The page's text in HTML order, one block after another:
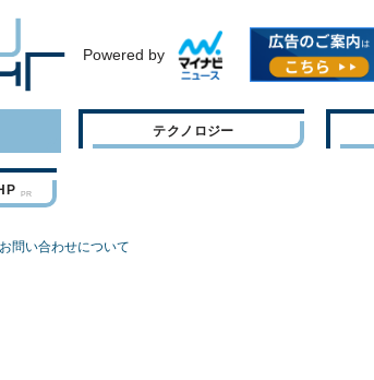
Powered by
テクノロジー
問い合わせについて